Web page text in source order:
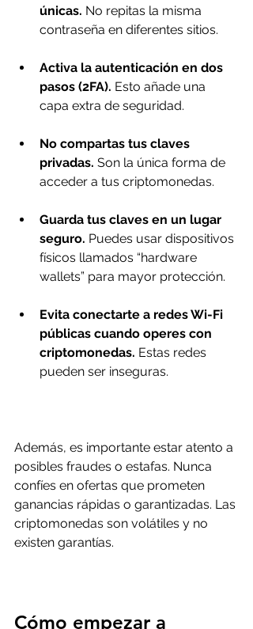
únicas. No repitas la misma
contraseña en diferentes sitios.
Activa la autenticación en dos
pasos (2FA). Esto añade una
capa extra de seguridad.
No compartas tus claves
privadas. Son la única forma de
acceder a tus criptomonedas.
Guarda tus claves en un lugar
seguro. Puedes usar dispositivos
físicos llamados “hardware
wallets” para mayor protección.
Evita conectarte a redes Wi-Fi
públicas cuando operes con
criptomonedas. Estas redes
pueden ser inseguras.
Además, es importante estar atento a
posibles fraudes o estafas. Nunca
confíes en ofertas que prometen
ganancias rápidas o garantizadas. Las
criptomonedas son volátiles y no
existen garantías.
Cómo empezar a